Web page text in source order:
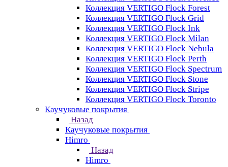
Коллекция VERTIGO Flock Forest
Коллекция VERTIGO Flock Grid
Коллекция VERTIGO Flock Ink
Коллекция VERTIGO Flock Milan
Коллекция VERTIGO Flock Nebula
Коллекция VERTIGO Flock Perth
Коллекция VERTIGO Flock Spectrum
Коллекция VERTIGO Flock Stone
Коллекция VERTIGO Flock Stripe
Коллекция VERTIGO Flock Toronto
Каучуковые покрытия
Назад
Каучуковые покрытия
Himro
Назад
Himro